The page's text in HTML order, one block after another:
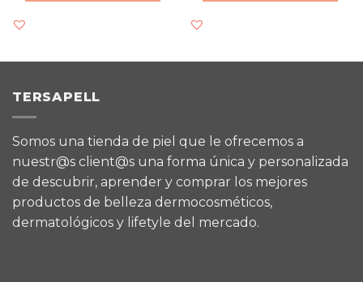
TERSAPELL
Somos una tienda de piel que le ofrecemos a
nuestr@s client@s una forma única y personalizada
de descubrir, aprender y comprar los mejores
productos de belleza dermocosméticos,
dermatológicos y lifetyle del mercado.